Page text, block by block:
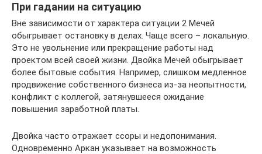
При гадании на ситуацию
Вне зависимости от характера ситуации 2 Мечей
обыгрывает остановку в делах. Чаще всего – локальную.
Это не увольнение или прекращение работы над
проектом всей своей жизни. Двойка Мечей обыгрывает
более бытовые события. Например, слишком медленное
продвижение собственного бизнеса из-за неопытности,
конфликт с коллегой, затянувшееся ожидание
повышения заработной платы.
Двойка часто отражает ссоры и недопонимания.
Одновременно Аркан указывает на возможность